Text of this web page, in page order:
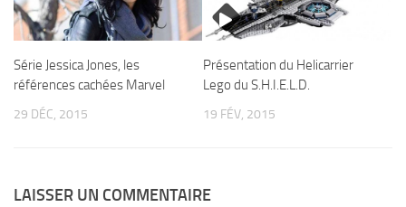
Série Jessica Jones, les
références cachées Marvel
29 DÉC, 2015
Présentation du Helicarrier
Lego du S.H.I.E.L.D.
19 FÉV, 2015
LAISSER UN COMMENTAIRE